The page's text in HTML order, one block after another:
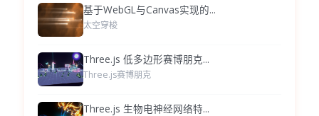
基于WebGL与Canvas实现的...
太空穿梭
Three.js 低多边形赛博朋克...
Three.js赛博朋克
Three.js 生物电神经网络特...